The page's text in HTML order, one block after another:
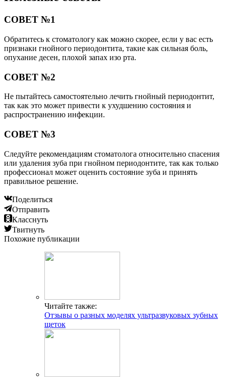
СОВЕТ №1
Обратитесь к стоматологу как можно скорее, если у вас есть
признаки гнойного периодонтита, такие как сильная боль,
опухание десен, плохой запах изо рта.
СОВЕТ №2
Не пытайтесь самостоятельно лечить гнойный периодонтит,
так как это может привести к ухудшению состояния и
распространению инфекции.
СОВЕТ №3
Следуйте рекомендациям стоматолога относительно спасения
или удаления зуба при гнойном периодонтите, так как только
профессионал может оценить состояние зуба и принять
правильное решение.
Поделиться
Отправить
Класснуть
Твитнуть
Похожие публикации
Читайте также:
Отзывы о разных моделях ультразвуковых зубных
щеток